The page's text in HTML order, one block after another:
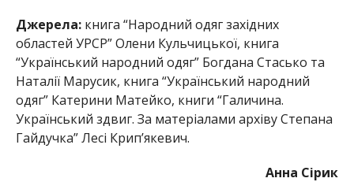
Джерела:книга “Народний одяг західних
областей УРСР” Олени Кульчицької, книга
“Український народний одяг” Богдана Стасько та
Наталії Марусик, книга “Український народний
одяг” Катерини Матейко, книги “Галичина.
Український здвиг. За матеріалами архіву Степана
Гайдучка” Лесі Крип’якевич.
Анна Сірик